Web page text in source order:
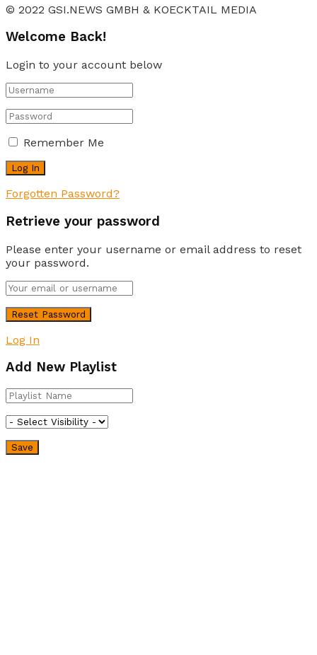
© 2022 GSI.NEWS GMBH & KOECKTAIL MEDIA
Welcome Back!
Login to your account below
Remember Me
Forgotten Password?
Retrieve your password
Please enter your username or email address to reset
your password.
Log In
Add New Playlist